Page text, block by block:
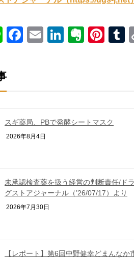
LineFacebook
EmailLinkedIn
スギ薬局、PBで発酵シートマスク
2026年8月4日
未承認検査薬を扱う経営の判断責任/ド
グストアジャーナル（’26/07/17）より
2026年7月30日
【レポート】第6回中野健幸どまんなか